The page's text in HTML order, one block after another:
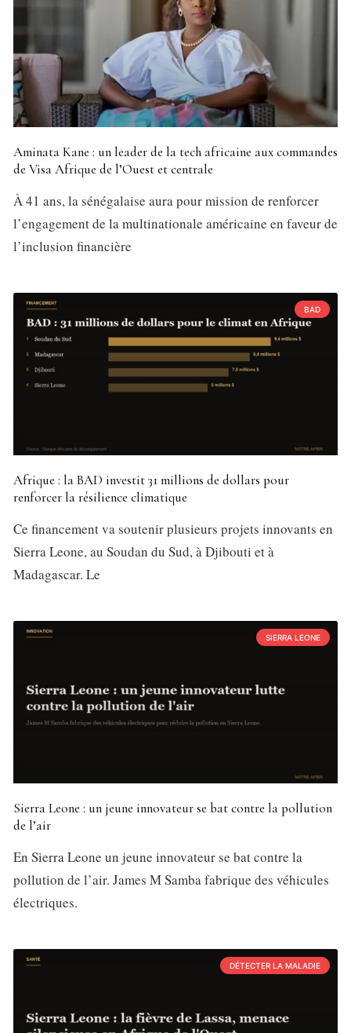
Aminata Kane : un leader de la tech africaine aux commandes
de Visa Afrique de l’Ouest et centrale
À 41 ans, la sénégalaise aura pour mission de renforcer
l’engagement de la multinationale américaine en faveur de
l’inclusion financière
BAD
Afrique : la BAD investit 31 millions de dollars pour
renforcer la résilience climatique
Ce financement va soutenir plusieurs projets innovants en
Sierra Leone, au Soudan du Sud, à Djibouti et à
Madagascar. Le
SIERRA LEONE
Sierra Leone : un jeune innovateur se bat contre la pollution
de l’air
En Sierra Leone un jeune innovateur se bat contre la
pollution de l’air. James M Samba fabrique des véhicules
électriques.
DÉTECTER LA MALADIE